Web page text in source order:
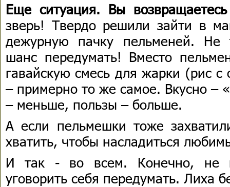
Еще ситуация. Вы
зверь! Твердо решили зайти в
дежурную пачку пельменей. Не
шанс передумать! Вместо
гавайскую смесь для жарки (рис
– примерно то же самое. Вкусно –
– меньше, пользы – больше.
А если пельмешки тоже
хватить, чтобы насладиться
И так - во всем. Конечно, не
уговорить себя передумать. Лиха